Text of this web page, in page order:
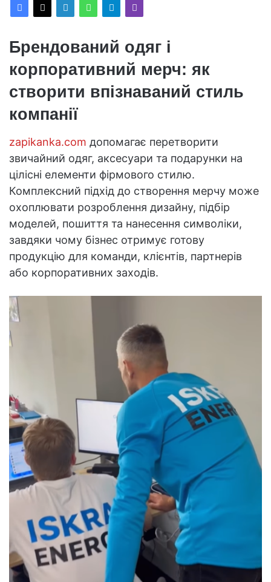
Брендований одяг і
корпоративний мерч: як
створити впізнаваний стиль
компанії
zapikanka.com допомагає перетворити
звичайний одяг, аксесуари та подарунки на
цілісні елементи фірмового стилю.
Комплексний підхід до створення мерчу може
охоплювати розроблення дизайну, підбір
моделей, пошиття та нанесення символіки,
завдяки чому бізнес отримує готову
продукцію для команди, клієнтів, партнерів
або корпоративних заходів.